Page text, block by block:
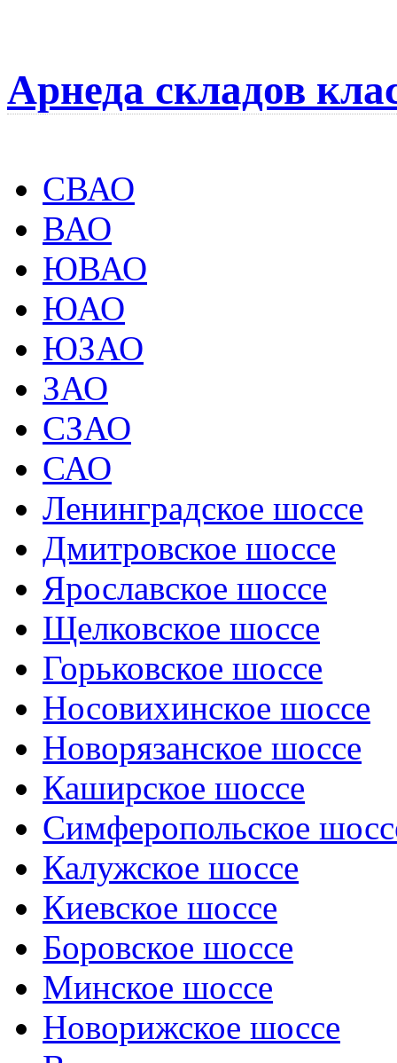
Арнеда складов
СВАО
ВАО
ЮВАО
ЮАО
ЮЗАО
ЗАО
СЗАО
САО
Ленинградское шоссе
Дмитровское шоссе
Ярославское шоссе
Щелковское шоссе
Горьковское шоссе
Носовихинское шоссе
Новорязанское шоссе
Каширское шоссе
Симферопольское
Калужское шоссе
Киевское шоссе
Боровское шоссе
Минское шоссе
Новорижское шоссе